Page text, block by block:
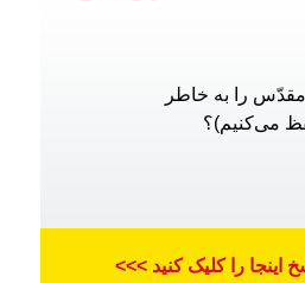
را به خاطر
می‌کنیم)؟
را کلیک کنید >>>